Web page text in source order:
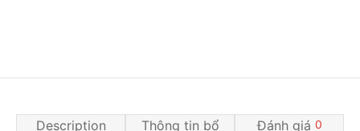
Description
Thông tin bổ
Đánh giá 0